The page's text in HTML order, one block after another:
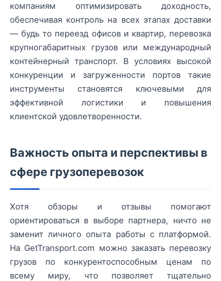
компаниям оптимизировать доходность,
обеспечивая контроль на всех этапах доставки
— будь то переезд офисов и квартир, перевозка
крупногабаритных грузов или международный
контейнерный транспорт. В условиях высокой
конкуренции и загруженности портов такие
инструменты становятся ключевыми для
эффективной логистики и повышения
клиентской удовлетворенности.
Важность опыта и перспективы в
сфере грузоперевозок
Хотя обзоры и отзывы помогают
ориентироваться в выборе партнера, ничто не
заменит личного опыта работы с платформой.
На GetTransport.com можно заказать перевозку
грузов по конкурентоспособным ценам по
всему миру, что позволяет тщательно